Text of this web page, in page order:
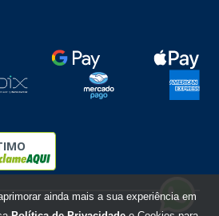
ainda mais a sua experiência em